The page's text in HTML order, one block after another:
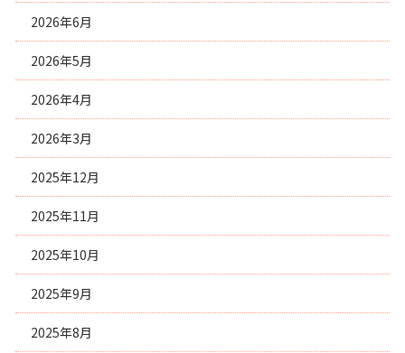
2026年6月
2026年5月
2026年4月
2026年3月
2025年12月
2025年11月
2025年10月
2025年9月
2025年8月